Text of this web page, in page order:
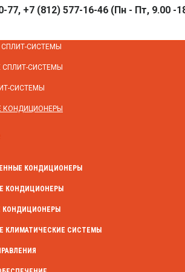
77, +7 (812) 577-16-46 (Пн - Пт, 9.00 -
СИСТЕМЫ
СИСТЕМЫ
СИСТЕМЫ
КОНДИЦИОНЕРЫ
КОНДИЦИОНЕРЫ
КОНДИЦИОНЕРЫ
КОНДИЦИОНЕРЫ
КЛИМАТИЧЕСКИЕ СИСТЕМЫ